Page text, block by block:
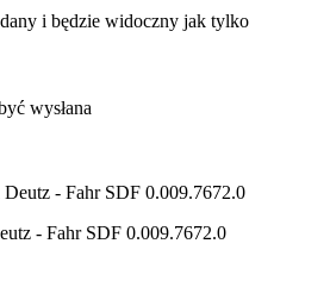
i będzie widoczny jak tylko
wysłana
- Fahr SDF 0.009.7672.0